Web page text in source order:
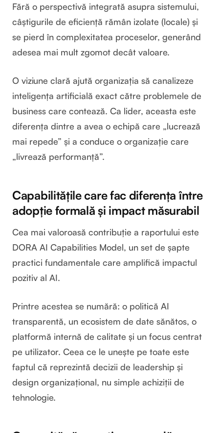
Fără o perspectivă integrată asupra sistemului,
câștigurile de eficiență rămân izolate (locale) și
se pierd în complexitatea proceselor, generând
adesea mai mult zgomot decât valoare.
O viziune clară ajută organizația să canalizeze
inteligența artificială exact către problemele de
business care contează. Ca lider, aceasta este
diferența dintre a avea o echipă care „lucrează
mai repede” și a conduce o organizație care
„livrează performanță”.
Capabilitățile care fac diferența între
adopție formală și impact măsurabil
Cea mai valoroasă contribuție a raportului este
DORA AI Capabilities Model, un set de șapte
practici fundamentale care amplifică impactul
pozitiv al AI.
Printre acestea se numără: o politică AI
transparentă, un ecosistem de date sănătos, o
platformă internă de calitate și un focus centrat
pe utilizator. Ceea ce le unește pe toate este
faptul că reprezintă decizii de leadership și
design organizațional, nu simple achiziții de
tehnologie.